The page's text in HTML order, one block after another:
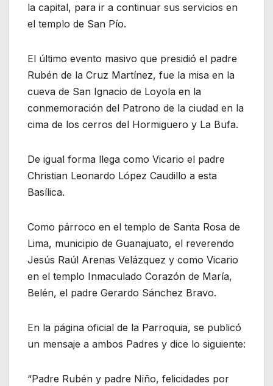
la capital, para ir a continuar sus servicios en
el templo de San Pío.
El último evento masivo que presidió el padre
Rubén de la Cruz Martínez, fue la misa en la
cueva de San Ignacio de Loyola en la
conmemoración del Patrono de la ciudad en la
cima de los cerros del Hormiguero y La Bufa.
De igual forma llega como Vicario el padre
Christian Leonardo López Caudillo a esta
Basílica.
Como párroco en el templo de Santa Rosa de
Lima, municipio de Guanajuato, el reverendo
Jesús Raúl Arenas Velázquez y como Vicario
en el templo Inmaculado Corazón de María,
Belén, el padre Gerardo Sánchez Bravo.
En la página oficial de la Parroquia, se publicó
un mensaje a ambos Padres y dice lo siguiente:
“Padre Rubén y padre Niño, felicidades por